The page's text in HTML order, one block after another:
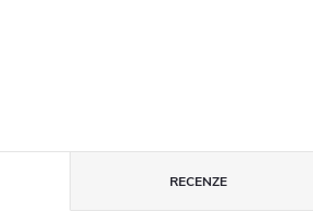
RECENZE